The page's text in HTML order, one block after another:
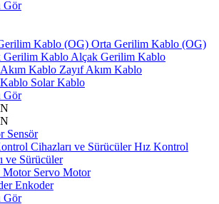
Gör
Orta Gerilim Kablo (OG)
Alçak Gerilim Kablo
Zayıf Akım Kablo
Solar Kablo
Gör
Sensör
Hız Kontrol
ve Sürücüler
Servo Motor
Enkoder
Gör